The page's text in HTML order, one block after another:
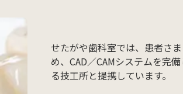
せたがや歯科室では、患者さ
め、CAD／CAMシステムを完
る技工所と提携しています。